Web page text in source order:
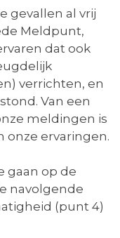
gevallen al vrij
Meldpunt,
dat ook
verrichten, en
Van een
meldingen is
onze ervaringen.
gaan op de
navolgende
(punt 4)